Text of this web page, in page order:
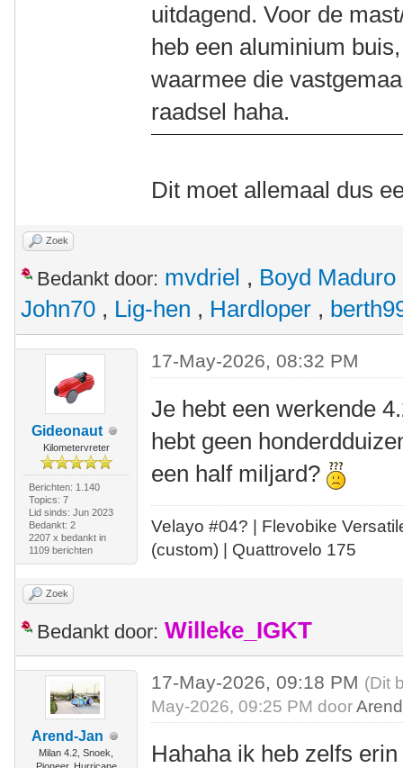
uitdagend. Voor de
heb een aluminium
waarmee die
raadsel haha.
Dit moet allemaal dus
Zoek
Bedankt door: mvdriel , Boyd Maduro
John70 , Lig-hen , Hardloper ,
Gideonaut
Kilometervreter
Berichten: 1.140
Topics: 7
Lid sinds: Jun 2023
Bedankt: 2
2207 x bedankt in
1109 berichten
17-May-2026, 08:32 PM
Je hebt een werkende
hebt geen
een half miljard?
Velayo #04? | Flevobike
(custom) | Quattrovelo 175
Zoek
Bedankt door: Willeke_IGKT
Arend-Jan
Milan 4.2, Snoek,
17-May-2026, 09:18 PM (Dit
May-2026, 09:25 PM door
Hahaha ik heb zelfs